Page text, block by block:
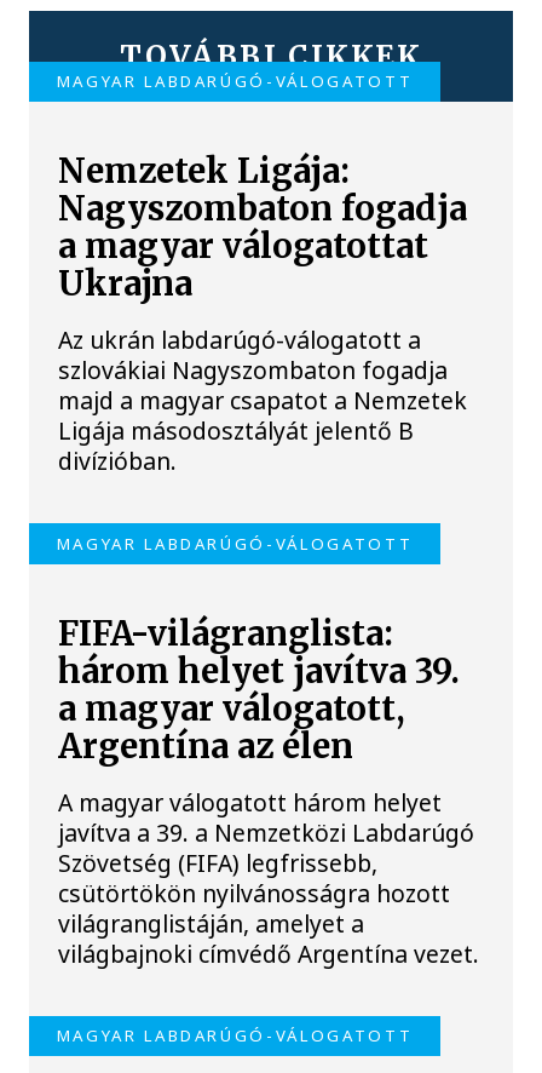
TOVÁBBI CIKKEK
MAGYAR LABDARÚGÓ-VÁLOGATOTT
Nemzetek Ligája:
Nagyszombaton fogadja
a magyar válogatottat
Ukrajna
Az ukrán labdarúgó-válogatott a
szlovákiai Nagyszombaton fogadja
majd a magyar csapatot a Nemzetek
Ligája másodosztályát jelentő B
divízióban.
MAGYAR LABDARÚGÓ-VÁLOGATOTT
FIFA-világranglista:
három helyet javítva 39.
a magyar válogatott,
Argentína az élen
A magyar válogatott három helyet
javítva a 39. a Nemzetközi Labdarúgó
Szövetség (FIFA) legfrissebb,
csütörtökön nyilvánosságra hozott
világranglistáján, amelyet a
világbajnoki címvédő Argentína vezet.
MAGYAR LABDARÚGÓ-VÁLOGATOTT